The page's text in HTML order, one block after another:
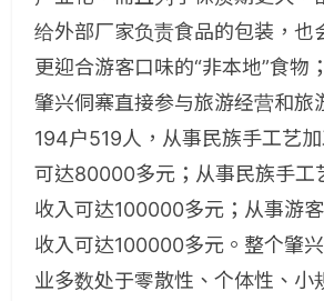
给外部厂家负责食品的包装，也
更迎合游客口味的“非本地”食物
肇兴侗寨直接参与旅游经营和旅
194户519人，从事民族手工艺
可达80000多元；从事民族手工
收入可达100000多元；从事游
收入可达100000多元。整个肇
业多数处于零散性、个体性、小